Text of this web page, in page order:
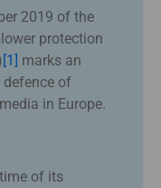
2019 of the
protection
[1] marks an
defence of
in Europe.
of its